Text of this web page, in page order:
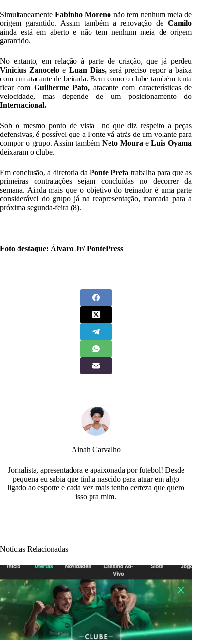
Simultaneamente Fabinho Morenonão tem nenhum meia de
origem garantido. Assim também a renovação deCamilo
ainda está em aberto e não tem nenhum meia de origem
garantido.
No entanto, em relação à parte de criação, que já perdeu
Vinicius Zanocelo e Luan Dias, será preciso repor a baixa
com um atacante de beirada. Bem como o clube também tenta
ficar com Guilherme Pato, atacante com características de
velocidade, mas depende de um posicionamento do
Internacional.
Sob o mesmo ponto de vista no que diz respeito a peças
defensivas, é possível que a Ponte vá atrás de um volante para
compor o grupo. Assim tambémNeto Moura eLuis Oyama
deixaram o clube.
Em conclusão, a diretoria daPonte Preta trabalha para que as
primeiras contratações sejam concluídas no decorrer da
semana. Ainda mais que o objetivo do treinador é uma parte
considerável do grupo já na reapresentação, marcada para a
próxima segunda-feira (8).
Foto destaque: Álvaro Jr/ PontePress
Ainah Carvalho
Jornalista, apresentadora e apaixonada por futebol! Desde
pequena eu sabia que tinha nascido para atuar em algo
ligado ao esporte e cada vez mais tenho certeza que quero
isso pra mim.
Notícias Relacionadas